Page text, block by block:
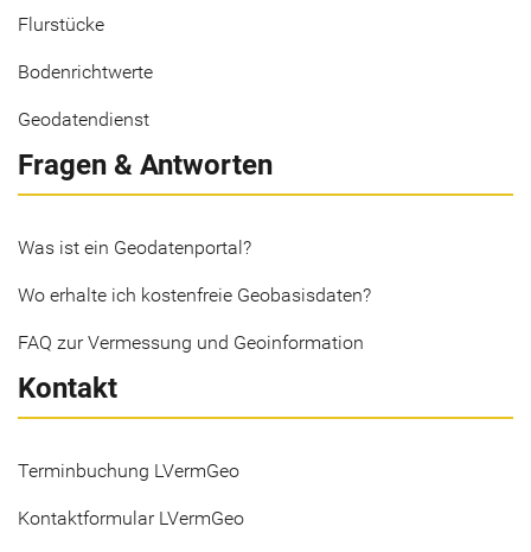
Flurstücke
Bodenrichtwerte
Geodatendienst
Fragen & Antworten
Was ist ein Geodatenportal?
Wo erhalte ich kostenfreie Geobasisdaten?
FAQ zur Vermessung und Geoinformation
Kontakt
Terminbuchung LVermGeo
Kontaktformular LVermGeo